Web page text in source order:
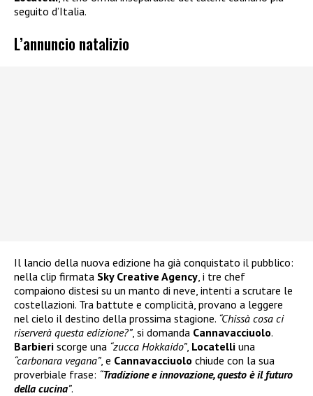
seguito d’Italia.
L’annuncio natalizio
Il lancio della nuova edizione ha già conquistato il pubblico:
nella clip firmata Sky Creative Agency , i tre chef
compaiono distesi su un manto di neve, intenti a scrutare le
costellazioni. Tra battute e complicità, provano a leggere
nel cielo il destino della prossima stagione. “Chissà cosa ci
riserverà questa edizione?”, si domanda Cannavacciuolo.
Barbieri scorge una “zucca Hokkaido”, Locatelli una
“carbonara vegana”, e Cannavacciuolo chiude con la sua
proverbiale frase: “Tradizione e innovazione, questo è il futuro
della cucina”.